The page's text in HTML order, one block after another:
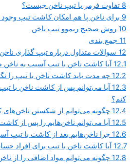
تفاوت فرمر با تیپ ناخن چیست؟
9 برای ناخن پا هم امکان کاشت تیپ وجود
10 روش صحیح ریموو تیپ ناخن
11 جمع بندی
12 سوالات متداول درباره تیپ گذاری ناخن
12.1 آیا کاشت ناخن با تیپ آسیب به ناخن
12.2 چه مدت باید کاشت ناخن با تیپ را نگه
12.3 آیا می‌توانم پس از کاشت ناخن با تیپ
کنم؟
12.4 چگونه می‌توانم از شکستن ناخن‌های
12.5 آیا می‌توانم ناخن‌هایم را پس از
12.6 چرا ناخن‌هایم بعد از کاشت با تیپ
12.7 آیا کاشت ناخن با تیپ برای افراد
12.8 چگونه می‌توانم مواد اضافی را از